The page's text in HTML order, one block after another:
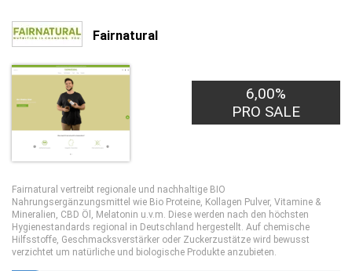
Fairnatural
6,00%
PRO SALE
Fairnatural vertreibt regionale und nachhaltige BIO
Nahrungsergänzungsmittel wie Bio Proteine, Kollagen Pulver, Vitamine &
Mineralien, CBD Öl, Melatonin u.v.m. Diese werden nach den höchsten
Hygienestandards regional in Deutschland hergestellt. Auf chemische
Hilfsstoffe, Geschmacksverstärker oder Zuckerzustätze wird bewusst
verzichtet um natürliche und biologische Produkte anzubieten.